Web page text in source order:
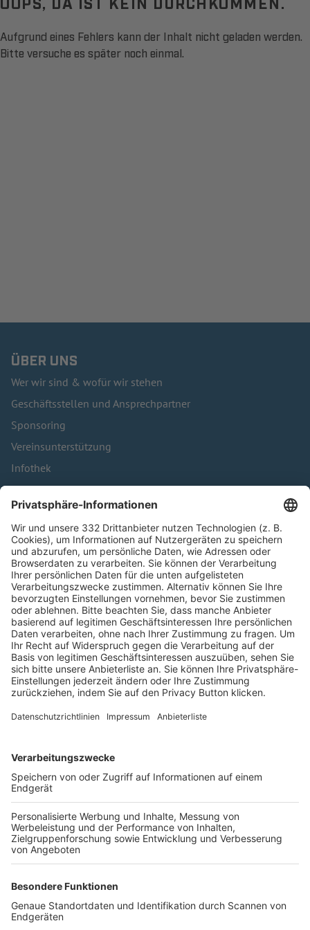
Aufgrund eines Fehlers kann der Inhalt nicht geladen werden.
Bitte versuche es später noch einmal.
ÜBER UNS
Wer wir sind & wofür wir stehen
Geschäftsstellen und Ansprechpartner
Sponsoring
Vereinsunterstützung
Infothek
Kontakt
HÄUFIG BESUCHTE SEITEN
Pässe und Vereinswechsel
Trainerausbildung
Schulungsangebot Vereinsmitarbeiter
BFV-Geschäftsstellen
Trainerbörse
Login SpielPlus
FOLGE DEM BFV
TOP-VEREINE
TOP-PARTNER